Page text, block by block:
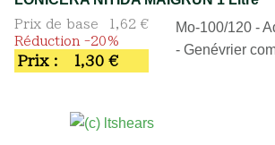
Prix de base
1,62 €
Réduction -20%
Prix : 1,30 €
Mo-100/120 -
- Genévrier